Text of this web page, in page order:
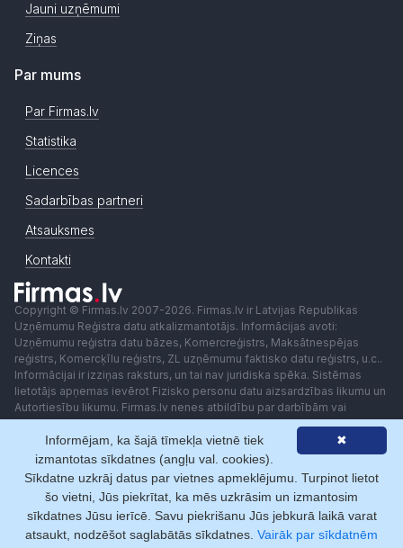
Jauni uzņēmumi
Ziņas
Par mums
Par Firmas.lv
Statistika
Licences
Sadarbības partneri
Atsauksmes
Kontakti
Copyright © Firmas.lv 2007-2026. Firmas.lv ir Latvijas Republikas
Uzņēmumu Reģistra datu atkalizmantotājs. Informācijas avoti:
Uzņēmumu reģistra datu bāzes, Komercreģistrs, Maksātnespējas
reģistrs, Komercķīlu reģistrs, ZL uzņēmumu faktisko datu reģistrs, u.c..
Informācijai ir izziņas raksturs, un tai nav juridiska spēka. Sistēmas
lietotājs apņemas ievērot Fizisko personu datu aizsardzības likumu un
Autortiesību likumu. Firmas.lv nenes atbildību par darbībām vai
lēmumiem, kas balstīti uz saņemto pakalpojumu. Lietotājam aizliegts
izmantot jebkādas automatizētas sistēmas vai iekārtas (robotus)
piekļuvei sistēmai bez rakstiskas saskaņošanas ar Firmas.lv. Galvenā
redaktore: Ingūna Pempere.
Lietošanas noteikumi
Privātuma politika Norēķini ar
✖
Informējam, ka šajā tīmekļa vietnē tiek
izmantotas sīkdatnes (angļu val. cookies).
Sīkdatne uzkrāj datus par vietnes apmeklējumu. Turpinot lietot
šo vietni, Jūs piekrītat, ka mēs uzkrāsim un izmantosim
sīkdatnes Jūsu ierīcē. Savu piekrišanu Jūs jebkurā laikā varat
atsaukt, nodzēšot saglabātās sīkdatnes. Vairāk par sīkdatnēm